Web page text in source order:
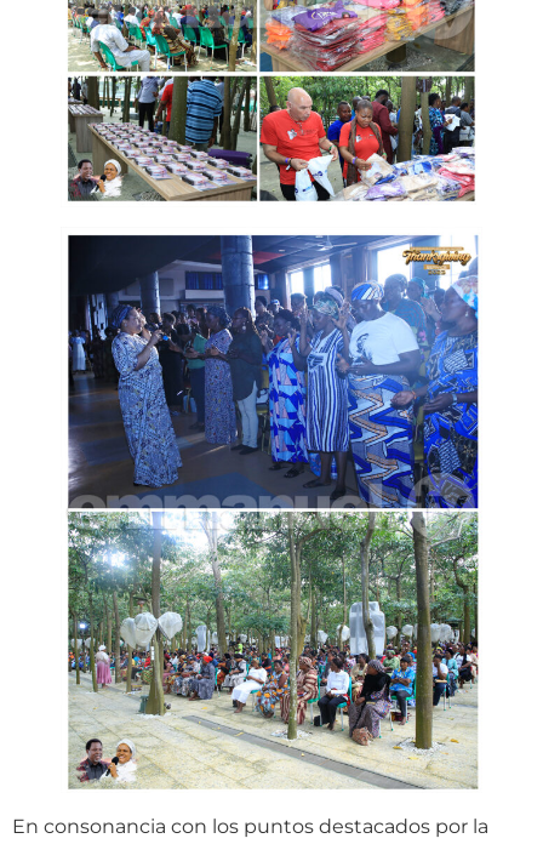
En consonancia con los puntos destacados por la